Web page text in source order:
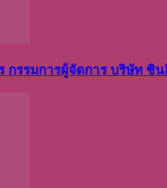
รรมการ​ผู้จัดการ บริษัท​ ชิ